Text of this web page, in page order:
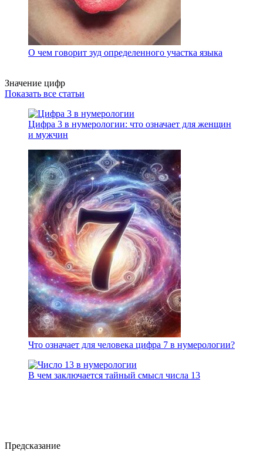
О чем говорит зуд определенного участка языка
Значение цифр
Показать все статьи
Цифра 3 в нумерологии: что означает для женщин
и мужчин
Что означает для человека цифра 7 в нумерологии?
В чем заключается тайный смысл числа 13
Предсказание